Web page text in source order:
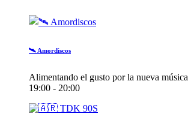
🛰️ Amordiscos
Alimentando el gusto por la nueva música
19:00 - 20:00